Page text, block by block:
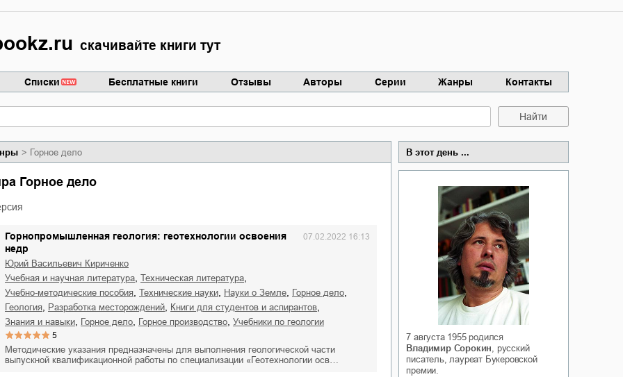
скачивайте книги тут
Списки Бесплатные книги Отзывы Авторы Серии Жанры Контакты
Найти
Новоросии:
Сидоренко
Забытая земля Новоросии:
о судьбе Кировоградской
Сергей Николаевич Сидоренко
Личный интерес
Ольга Вечная
Белая ворона на факультете
Оксана Гринберга
Горное дело
Горное дело
Горнопромышленная геология: геотехнологии освоения
недр
07.02.2022 16:13
Юрий Васильевич Кириченко
учебная и научная литература
техническая литература
учебно-методические пособия технические науки науки о Земле горное дело
геология разработка месторождений книги для студентов и аспирантов
знания и навыки горное дело горное производство учебники по геологии
5
Методические указания предназначены для выполнения геологической части
выпускной квалификационной работы по специализации «Геотехнологии осв…
В этот день ...
7 августа 1955 родился
Владимир Сорокин, русский
писатель, лауреат Букеровской
премии.